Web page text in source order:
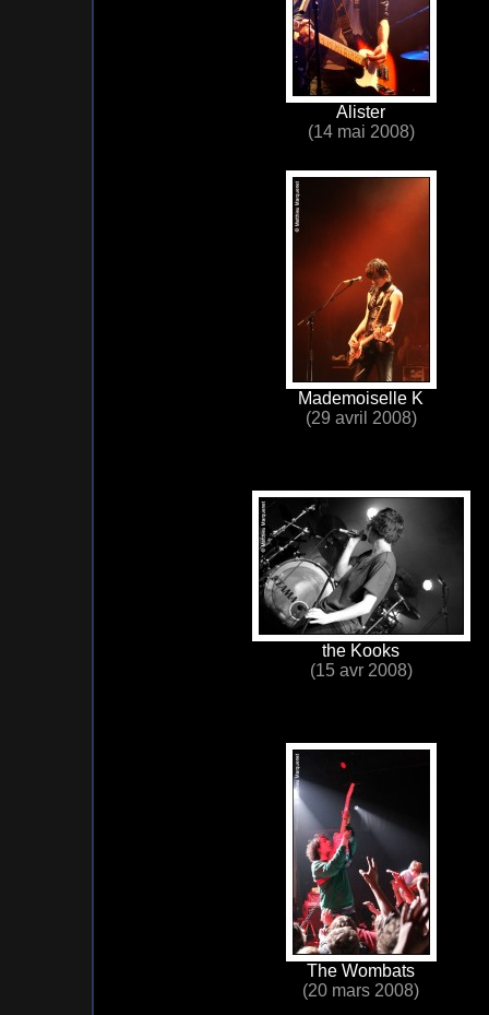
Alister
(14 mai 2008)
Mademoiselle K
(29 avril 2008)
the Kooks
(15 avr 2008)
The Wombats
(20 mars 2008)